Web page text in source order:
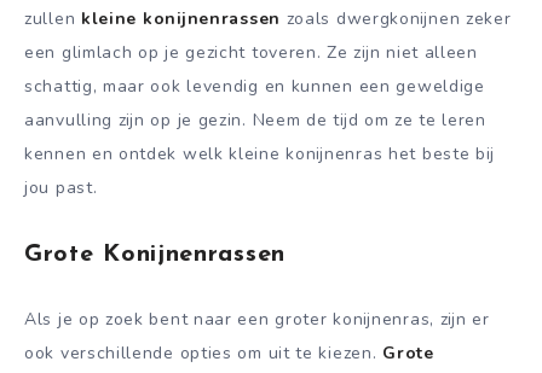
zullen kleine konijnenrassen zoals dwergkonijnen zeker
een glimlach op je gezicht toveren. Ze zijn niet alleen
schattig, maar ook levendig en kunnen een geweldige
aanvulling zijn op je gezin. Neem de tijd om ze te leren
kennen en ontdek welk kleine konijnenras het beste bij
jou past.
Grote Konijnenrassen
Als je op zoek bent naar een groter konijnenras, zijn er
ook verschillende opties om uit te kiezen. Grote